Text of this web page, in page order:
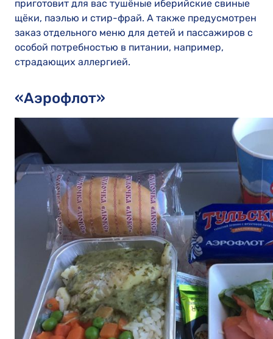
приготовит для вас тушёные иберийские свиные
щёки, паэлью и стир-фрай. А также предусмотрен
заказ отдельного меню для детей и пассажиров с
особой потребностью в питании, например,
страдающих аллергией.
«Аэрофлот»